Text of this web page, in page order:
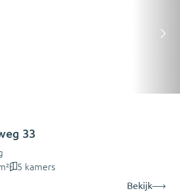
33
5 kamers
Bekijk